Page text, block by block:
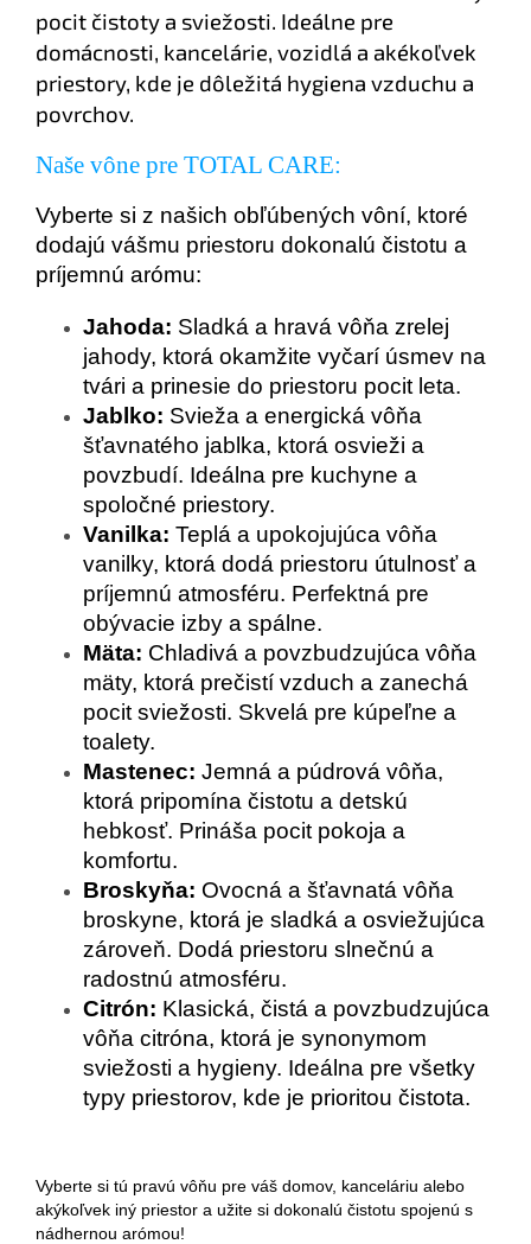
pocit čistoty a sviežosti. Ideálne pre
domácnosti, kancelárie, vozidlá a akékoľvek
priestory, kde je dôležitá hygiena vzduchu a
povrchov.
Naše vône pre TOTAL CARE:
Vyberte si z našich obľúbených vôní, ktoré
dodajú vášmu priestoru dokonalú čistotu a
príjemnú arómu:
Jahoda: Sladká a hravá vôňa zrelej
jahody, ktorá okamžite vyčarí úsmev na
tvári a prinesie do priestoru pocit leta.
Jablko: Svieža a energická vôňa
šťavnatého jablka, ktorá osvieži a
povzbudí. Ideálna pre kuchyne a
spoločné priestory.
Vanilka: Teplá a upokojujúca vôňa
vanilky, ktorá dodá priestoru útulnosť a
príjemnú atmosféru. Perfektná pre
obývacie izby a spálne.
Mäta: Chladivá a povzbudzujúca vôňa
mäty, ktorá prečistí vzduch a zanechá
pocit sviežosti. Skvelá pre kúpeľne a
toalety.
Mastenec: Jemná a púdrová vôňa,
ktorá pripomína čistotu a detskú
hebkosť. Prináša pocit pokoja a
komfortu.
Broskyňa: Ovocná a šťavnatá vôňa
broskyne, ktorá je sladká a osviežujúca
zároveň. Dodá priestoru slnečnú a
radostnú atmosféru.
Citrón: Klasická, čistá a povzbudzujúca
vôňa citróna, ktorá je synonymom
sviežosti a hygieny. Ideálna pre všetky
typy priestorov, kde je prioritou čistota.
Vyberte si tú pravú vôňu pre váš domov, kanceláriu alebo
akýkoľvek iný priestor a užite si dokonalú čistotu spojenú s
nádhernou arómou!